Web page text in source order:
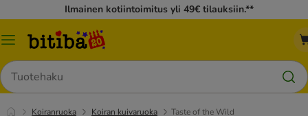
Ilmainen kotiintoimitus yli 49€ tilauksiin.**
Katalogivalikko
Hae
Koiranruoka Koiran kuivaruoka Taste of the Wild